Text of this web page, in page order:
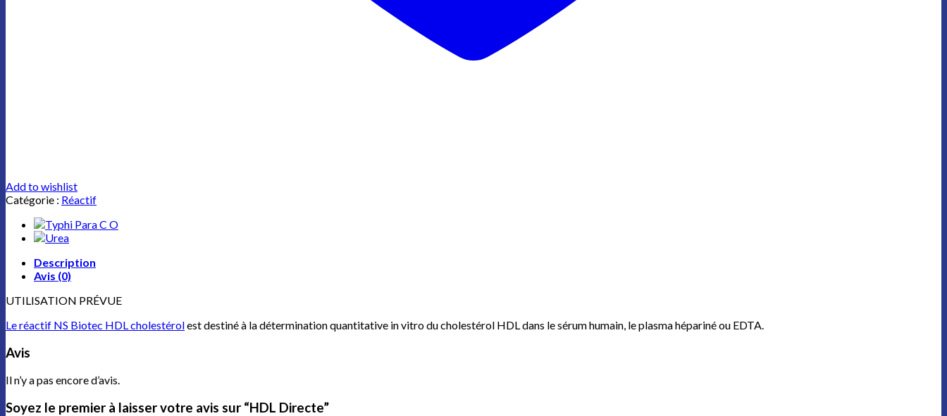
Add to wishlist
Catégorie : Réactif
Description
Avis (0)
UTILISATION PRÉVUE
Le réactif NS Biotec HDL cholestérolest destiné à la détermination quantitative in vitro du cholestérol HDL dans le sérum humain, le plasma hépariné ou EDTA.
Avis
Il n’y a pas encore d’avis.
Soyez le premier à laisser votre avis sur “HDL Directe”